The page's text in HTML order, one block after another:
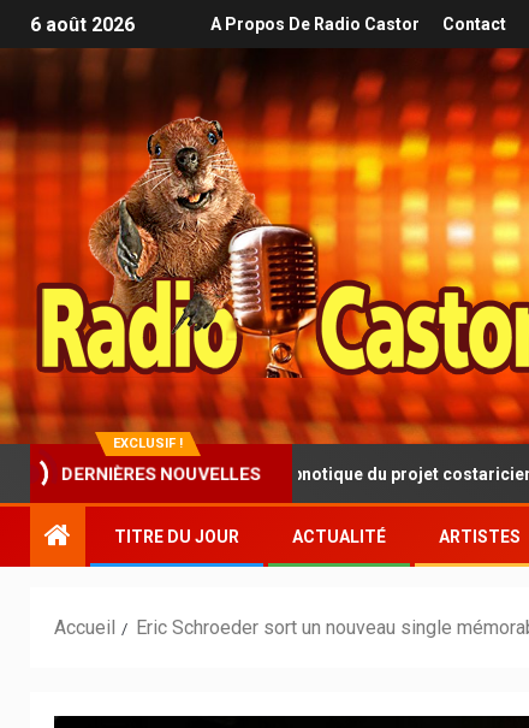
6 août 2026 A Propos De Radio Castor Contact
EXCLUSIF !
DERNIÈRES NOUVELLES
progressive et hypnotique du projet costaricien SINISTRA
TITRE DU JOUR ACTUALITÉ ARTISTES
Accueil Eric Schroeder sort un nouveau single